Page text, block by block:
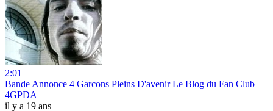
2:01
Bande Annonce 4 Garcons Pleins D'avenir Le Blog du Fan Club
4GPDA
il y a 19 ans